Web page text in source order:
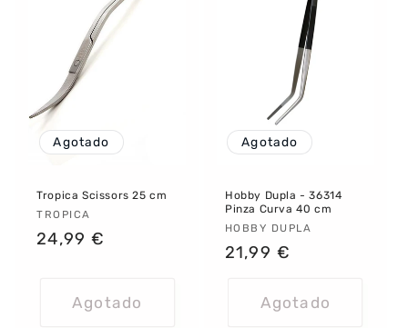
Agotado
Tropica Scissors 25 cm
Proveedor:
TROPICA
Precio
24,99 €
Agotado
Agotado
Hobby Dupla - 36314
Pinza Curva 40 cm
Proveedor:
HOBBY DUPLA
Precio
21,99 €
Agotado